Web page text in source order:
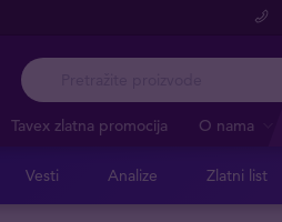
Tavex zlatna promocija O nama
Vesti Analize Zlatni list